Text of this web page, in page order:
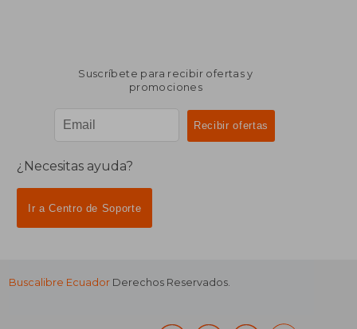
Suscríbete para recibir ofertas y
promociones
¿Necesitas ayuda?
Ir a Centro de Soporte
Buscalibre Ecuador Derechos Reservados.